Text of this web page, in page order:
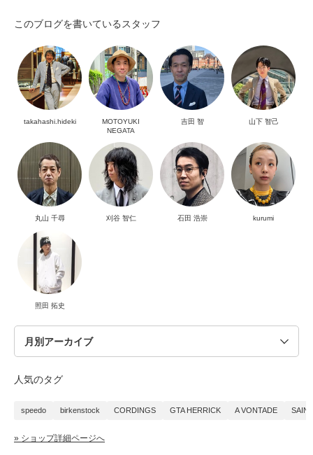
このブログを書いているスタッフ
takahashi.hideki
MOTOYUKI
NEGATA
吉田 智 山下 智己
丸山 千尋 刈谷 智仁 石田 浩崇 kurumi
照田 拓史
人気のタグ
speedo birkenstock CORDINGS GTA HERRICK A VONTADE
» ショップ詳細ページへ